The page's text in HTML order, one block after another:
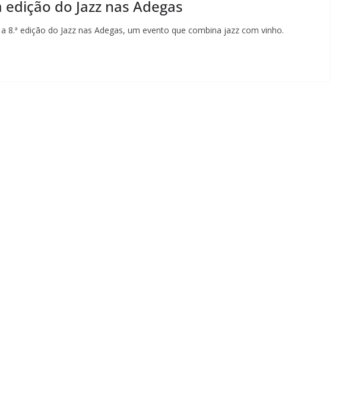
do Jazz nas Adegas
8.ª edição do Jazz nas Adegas, um evento que combina jazz com vinho.